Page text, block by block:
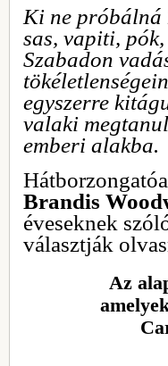
Ki ne próbálná
sas, vapiti,
Szabadon
egyszerre
valaki
emberi alakba.
Brandis
éveseknek
választják
Az